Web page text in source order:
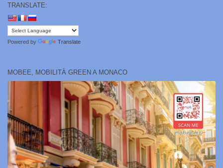
TRANSLATE:
Powered by Translate
MOBEE, MOBILITÀ GREEN A MONACO